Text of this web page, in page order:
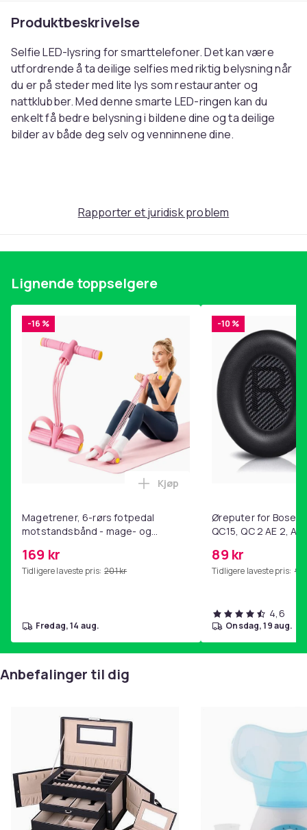
Produktbeskrivelse
Selfie LED-lysring for smarttelefoner. Det kan være
utfordrende å ta deilige selfies med riktig belysning når
du er på steder med lite lys som restauranter og
nattklubber. Med denne smarte LED-ringen kan du
enkelt få bedre belysning i bildene dine og ta deilige
bilder av både deg selv og venninnene dine.
Godt opplyst selfie i mørke omgivelser
Still inn mengden lys etter behov
Artikkel nr.
26d99153-0a2d-50bc-b050-4c8b50e434f7
Produktsikkerhetsinformasjon
Rapporter et juridisk problem
Lignende toppselgere
-16 %
Magetrener, 6-rørs fotpedal
motstandsbånd - mage- og
hjemmegymnastikk Pink
169 kr
Tidligere laveste pris: 201 kr
Legg Magetrener, 6-rørs
Kjøp
fredag, 14 aug.
-10 %
Øreputer for Bose
QC15, QC 2 AE 2, AE
89 kr
Tidligere laveste pris: 99
4,6
onsdag, 19 aug.
Anbefalinger til dig